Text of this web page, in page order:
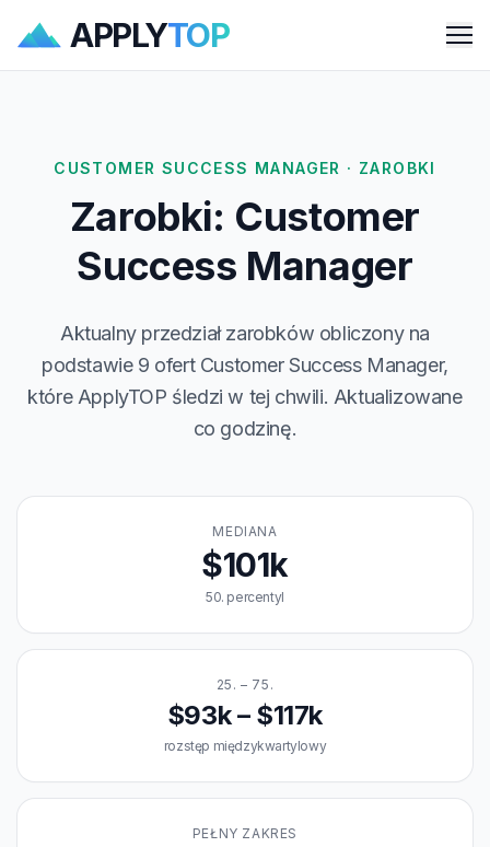
APPLYTOP
CUSTOMER SUCCESS MANAGER · ZAROBKI
Zarobki: Customer
Success Manager
Aktualny przedział zarobków obliczony na
podstawie 9 ofert Customer Success Manager,
które ApplyTOP śledzi w tej chwili. Aktualizowane
co godzinę.
MEDIANA
$101k
50. percentyl
25. – 75.
$93k – $117k
rozstęp międzykwartylowy
PEŁNY ZAKRES